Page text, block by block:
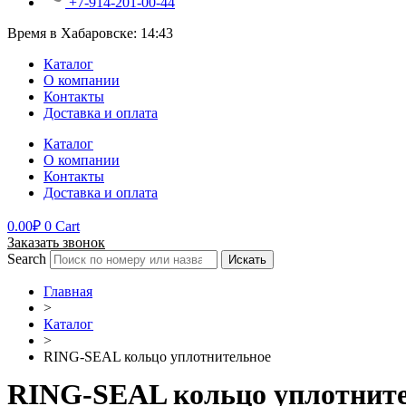
Время в Хабаровске: 14:43
Каталог
О компании
Контакты
Доставка и оплата
Каталог
О компании
Контакты
Доставка и оплата
0.00₽ 0 Cart
Заказать звонок
Search
Искать
Главная
>
Каталог
>
RING-SEAL кольцо уплотнительное
RING-SEAL кольцо